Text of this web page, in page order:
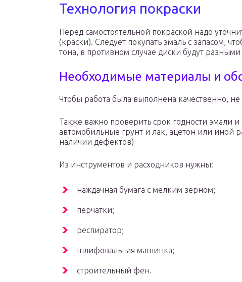
Технология покраски
Перед самостоятельной покраской надо
(краски). Следует покупать эмаль с запасом,
тона, в противном случае диски будут разными
Необходимые материалы и
Чтобы работа была выполнена качественно, не
Также важно проверить срок годности эмали
автомобильные грунт и лак, ацетон или иной
наличии дефектов)
Из инструментов и расходников нужны:
наждачная бумага с мелким зерном;
перчатки;
респиратор;
шлифовальная машинка;
строительный фен.